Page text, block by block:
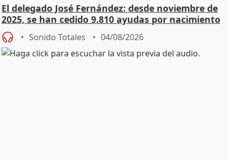
El delegado José Fernández: desde noviembre de
2025, se han cedido 9.810 ayudas por nacimiento
Sonido Totales 04/08/2026